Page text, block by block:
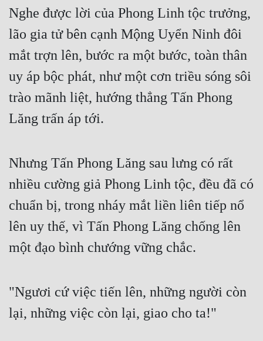
Truyện Dịch
Truyện Nhập Môn
Truyện ngắn
Xa Lộ Dịch
Cung Đấu
Cổ Tiên Hiệp
Cổ Đại
Du Hí
Gia Đấu
Nghe được lời của Phong Linh tộc trưởng,
lão gia tử bên cạnh Mộng Uyển Ninh đôi
mắt trợn lên, bước ra một bước, toàn thân
uy áp bộc phát, như một cơn triều sóng sôi
trào mãnh liệt, hướng thẳng Tấn Phong
Lăng trấn áp tới.
Nhưng Tấn Phong Lăng sau lưng có rất
nhiều cường giả Phong Linh tộc, đều đã có
chuẩn bị, trong nháy mắt liền liên tiếp nổ
lên uy thế, vì Tấn Phong Lăng chống lên
một đạo bình chướng vững chắc.
"Ngươi cứ việc tiến lên, những người còn
lại, những việc còn lại, giao cho ta!"